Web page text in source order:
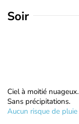
Soir
Ciel à moitié nuageux.
Sans précipitations.
Aucun risque de pluie